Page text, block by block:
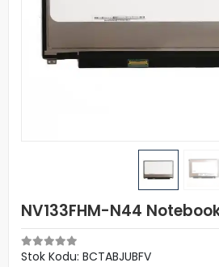
NV133FHM-N44
Stok Kodu: BCTABJUBFV